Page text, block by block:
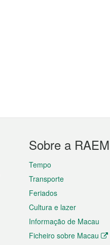
Sobre a RAEM
Tempo
Transporte
Feriados
Cultura e lazer
Informação de Macau
Ficheiro sobre Macau